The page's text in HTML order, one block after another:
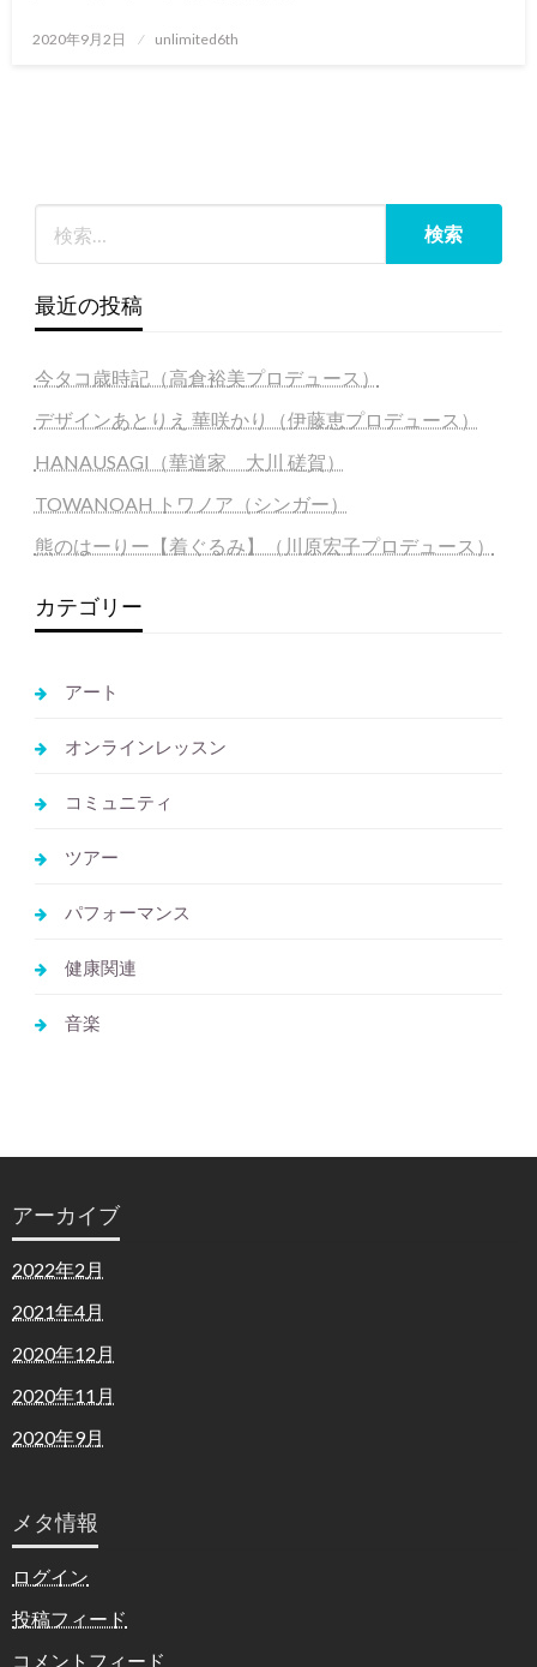
投
2020年9月2日 unlimited6th
最近の投稿
今タコ歳時記（高倉裕美プロデュース）
デザインあとりえ 華咲かり（伊藤恵プロデュース）
HANAUSAGI（華道家 大川 磋賀）
TOWANOAH トワノア（シンガー）
熊のはーりー【着ぐるみ】（川原宏子プロデュース）
カテゴリー
アート
オンラインレッスン
コミュニティ
ツアー
パフォーマンス
健康関連
音楽
アーカイブ
2022年2月
2021年4月
2020年12月
2020年11月
2020年9月
メタ情報
ログイン
投稿フィード
コメントフィード